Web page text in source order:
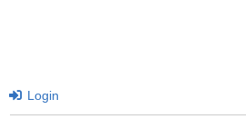
Login